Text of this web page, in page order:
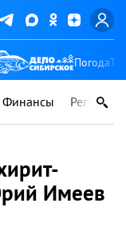
Погода
Финансы Регионы
Имеев